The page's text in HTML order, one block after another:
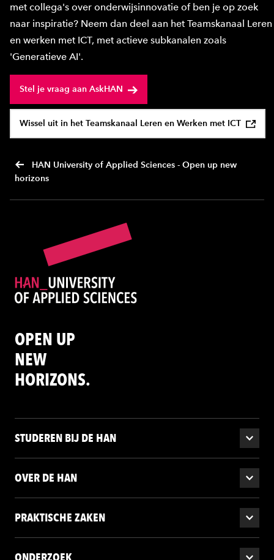
met collega's over onderwijsinnovatie of ben je op zoek
naar inspiratie? Neem dan deel aan het Teamskanaal Leren
en werken met ICT, met actieve subkanalen zoals
'Generatieve AI'.
Stel je vraag aan AskHAN
Wissel uit in het Teamskanaal Leren en Werken met ICT
HAN University of Applied Sciences - Open up new
horizons
OPEN UP
NEW
HORIZONS.
STUDEREN BIJ DE HAN
OVER DE HAN
PRAKTISCHE ZAKEN